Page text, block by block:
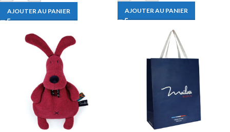
AJOUTER AU PANIER AJOUTER AU PANIER